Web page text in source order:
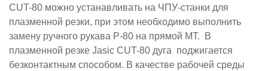
CUT-80 можно устанавливать на ЧПУ-станки для
плазменной резки, при этом необходимо выполнить
замену ручного рукава Р-80 на прямой МТ.
В
плазменной резке Jasic CUT-80 дуга поджигается
безконтактным способом. В качестве рабочей среды